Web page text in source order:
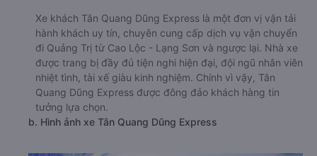
Xe khách Tân Quang Dũng Express là một đơn vị vận tải
hành khách uy tín, chuyên cung cấp dịch vụ vận chuyển
đi Quảng Trị từ Cao Lộc - Lạng Sơn và ngược lại. Nhà xe
được trang bị đầy đủ tiện nghi hiện đại, đội ngũ nhân viên
nhiệt tình, tài xế giàu kinh nghiệm. Chính vì vậy, Tân
Quang Dũng Express được đông đảo khách hàng tin
tưởng lựa chọn.
b. Hình ảnh xe Tân Quang Dũng Express